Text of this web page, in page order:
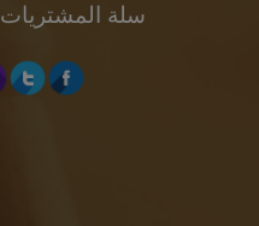
سلة المشتريات